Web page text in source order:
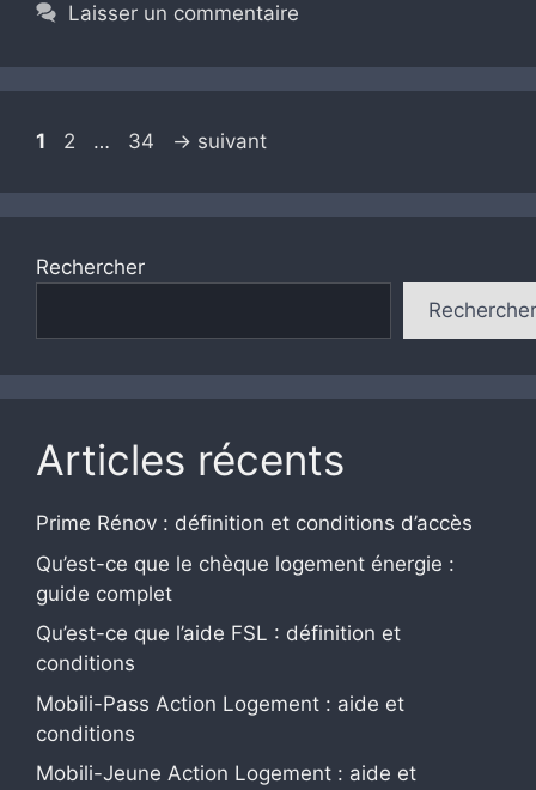
Laisser un commentaire
Page
1 Page
2 … Page
34 → suivant
Rechercher
Rechercher
Articles récents
Prime Rénov : définition et conditions d’accès
Qu’est-ce que le chèque logement énergie :
guide complet
Qu’est-ce que l’aide FSL : définition et
conditions
Mobili-Pass Action Logement : aide et
conditions
Mobili-Jeune Action Logement : aide et